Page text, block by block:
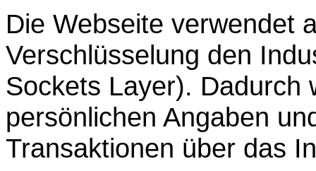
Die Webseite verwendet
Verschlüsselung den
Sockets Layer). Dadurch
persönlichen Angaben
Transaktionen über das